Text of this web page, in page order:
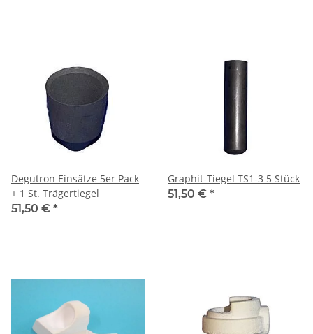
Degutron Einsätze 5er Pack
+ 1 St. Trägertiegel
51,50 € *
Graphit-Tiegel TS1-3 5 Stück
51,50 € *